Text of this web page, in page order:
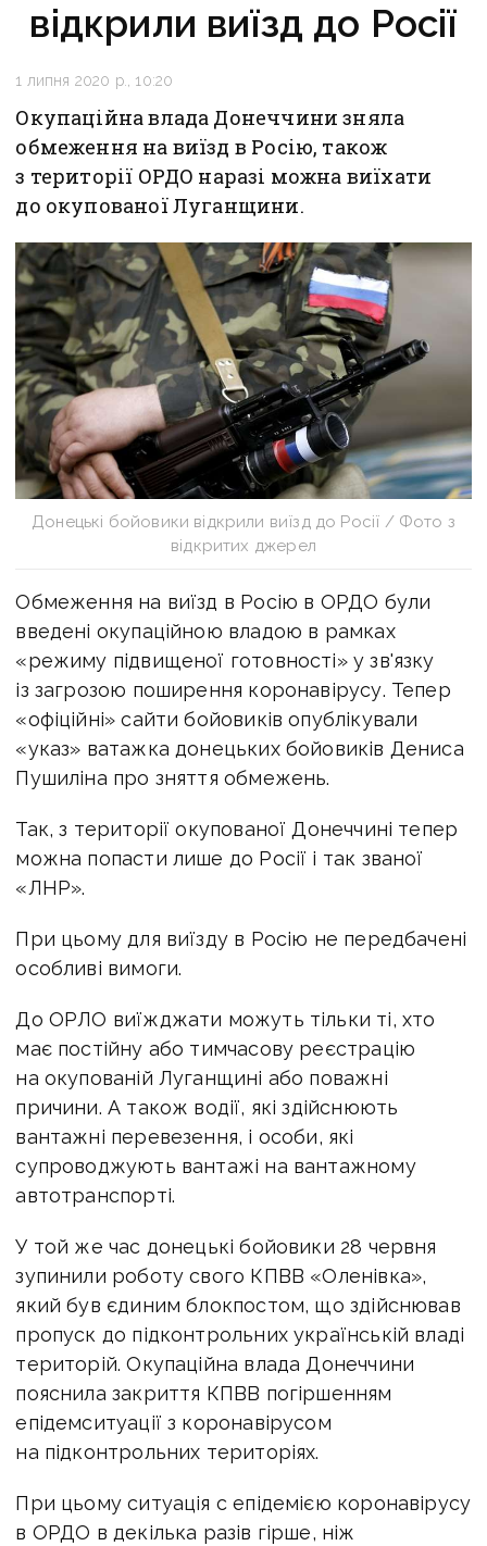
відкрили виїзд до Росії
1 липня 2020 р., 10:20
Окупаційна влада Донеччини зняла
обмеження на виїзд в Росію, також
з території ОРДО наразі можна виїхати
до окупованої Луганщини.
Донецькі бойовики відкрили виїзд до Росії / Фото з
відкритих джерел
Обмеження на виїзд в Росію в ОРДО були
введені окупаційною владою в рамках
«режиму підвищеної готовності» у зв'язку
із загрозою поширення коронавірусу. Тепер
«офіційні» сайти бойовиків опублікували
«указ» ватажка донецьких бойовиків Дениса
Пушиліна про зняття обмежень.
Так, з території окупованої Донеччині тепер
можна попасти лише до Росії і так званої
«ЛНР».
При цьому для виїзду в Росію не передбачені
особливі вимоги.
До ОРЛО виїжджати можуть тільки ті, хто
має постійну або тимчасову реєстрацію
на окупованій Луганщині або поважні
причини. А також водії, які здійснюють
вантажні перевезення, і особи, які
супроводжують вантажі на вантажному
автотранспорті.
У той же час донецькі бойовики 28 червня
зупинили роботу свого КПВВ «Оленівка»,
який був єдиним блокпостом, що здійснював
пропуск до підконтрольних українській владі
територій. Окупаційна влада Донеччини
пояснила закриття КПВВ погіршенням
епідемситуації з коронавірусом
на підконтрольних територіях.
При цьому ситуація с епідемією коронавірусу
в ОРДО в декілька разів гірше, ніж